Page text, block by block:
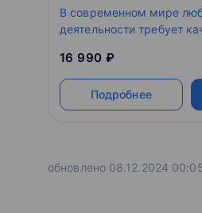
В современном мире
деятельности требует
легкость и доступность
успеха выступающего.
софта - задача, от
как минимум, половина
интерфейсом. Именно
16 990 ₽
Подробнее
обновлено 08.12.2024